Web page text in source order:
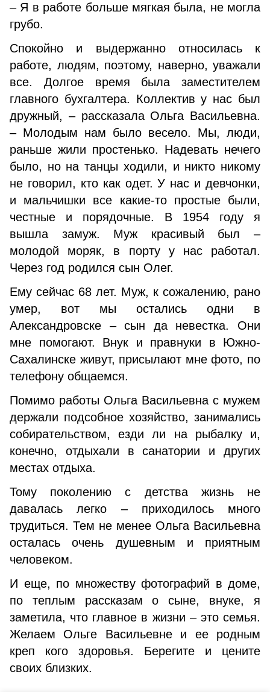
– Я в работе больше мягкая была, не могла
грубо.
Спокойно и выдержанно относилась к
работе, людям, поэтому, наверно, уважали
все. Долгое время была заместителем
главного бухгалтера. Коллектив у нас был
дружный, – рассказала Ольга Васильевна.
– Молодым нам было весело. Мы, люди,
раньше жили простенько. Надевать нечего
было, но на танцы ходили, и никто никому
не говорил, кто как одет. У нас и девчонки,
и мальчишки все какие-то простые были,
честные и порядочные. В 1954 году я
вышла замуж. Муж красивый был –
молодой моряк, в порту у нас работал.
Через год родился сын Олег.
Ему сейчас 68 лет. Муж, к сожалению, рано
умер, вот мы остались одни в
Александровске – сын да невестка. Они
мне помогают. Внук и правнуки в Южно-
Сахалинске живут, присылают мне фото, по
телефону общаемся.
Помимо работы Ольга Васильевна с мужем
держали подсобное хозяйство, занимались
собирательством, езди ли на рыбалку и,
конечно, отдыхали в санатории и других
местах отдыха.
Тому поколению с детства жизнь не
давалась легко – приходилось много
трудиться. Тем не менее Ольга Васильевна
осталась очень душевным и приятным
человеком.
И еще, по множеству фотографий в доме,
по теплым рассказам о сыне, внуке, я
заметила, что главное в жизни – это семья.
Желаем Ольге Васильевне и ее родным
креп кого здоровья. Берегите и цените
своих близких.